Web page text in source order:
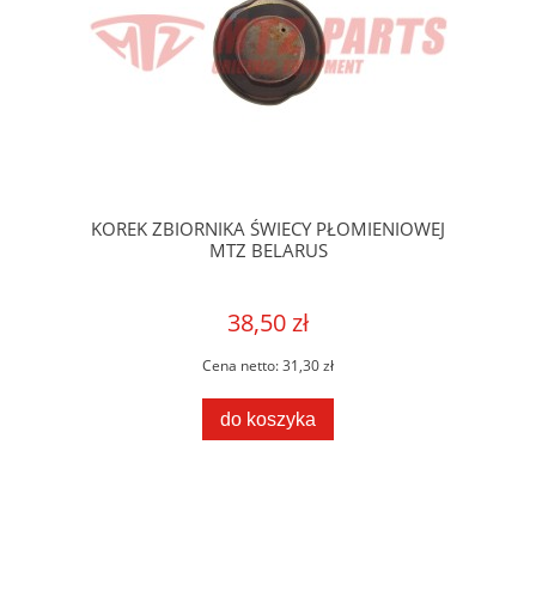
KOREK ZBIORNIKA ŚWIECY PŁOMIENIOWEJ
MTZ BELARUS
38,50 zł
Cena netto:31,30 zł
do koszyka